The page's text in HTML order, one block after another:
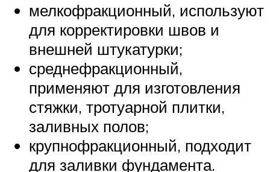
мелкофракционный, используют
для корректировки швов и
внешней штукатурки;
среднефракционный,
применяют для изготовления
стяжки, тротуарной плитки,
заливных полов;
крупнофракционный, подходит
для заливки фундамента.